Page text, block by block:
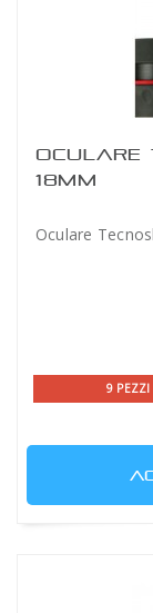
OCULARE
18MM
Oculare
9 PEZZI